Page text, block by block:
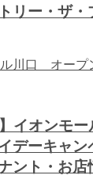
リー・ザ・
イオンモー
デーキャン
ント・お店